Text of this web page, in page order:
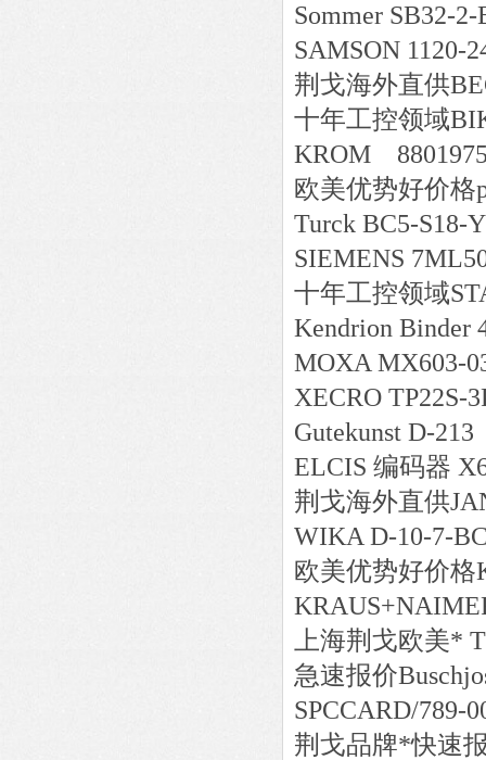
Sommer SB32-2-
SAMSON
荆戈海外直供
十年工控领域
KROM
欧美优势好价格
Turck BC5-S18-
SIEMENS
十年工控领域
Kendrion Binder
MOXA MX603-
XECRO TP22S-
Gutekunst D-213
ELCIS 编码器
荆戈海外直供
WIKA D-10-7-
欧美优势好价格
上海荆戈欧美*
急速报价
SPCCARD/789-
荆戈品牌*快速